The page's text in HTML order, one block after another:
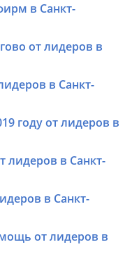
в Санкт-
от лидеров в
в Санкт-
году от лидеров в
лидеров в Санкт-
в Санкт-
от лидеров в